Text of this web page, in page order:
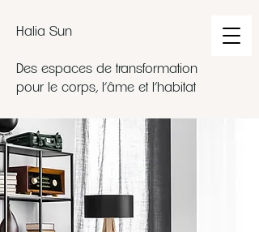
Halia Sun
Des espaces de transformation
pour le corps, l’âme et l’habitat